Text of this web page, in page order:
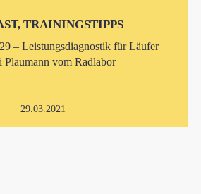
TRAININGSTIPPS
– Leistungsdiagnostik für Läufer
vom Radlabor
29.03.2021